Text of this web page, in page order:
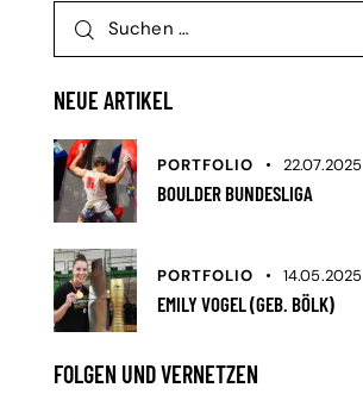
NEUE ARTIKEL
PORTFOLIO 22.07.2025
BOULDER BUNDESLIGA
PORTFOLIO 14.05.2025
EMILY VOGEL (GEB. BÖLK)
FOLGEN UND VERNETZEN